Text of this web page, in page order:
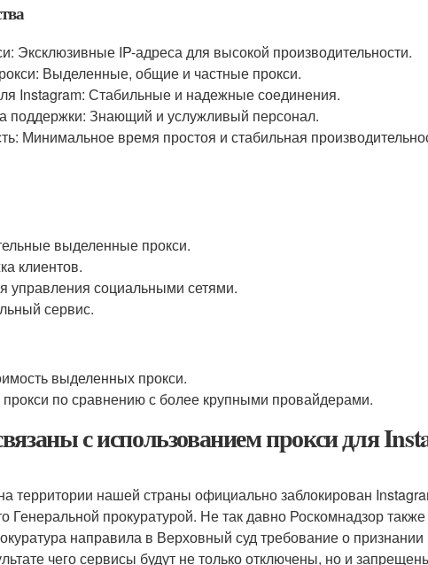
Эксклюзивные IP-адреса для высокой производительности.
Выделенные, общие и частные прокси.
Instagram: Стабильные и надежные соединения.
поддержки: Знающий и услужливый персонал.
Минимальное время простоя и стабильная
выделенные прокси.
клиентов.
управления социальными сетями.
сервис.
выделенных прокси.
по сравнению с более крупными провайдерами.
с использованием прокси для
территории нашей страны официально заблокирован
Генеральной прокуратурой. Не так давно Роскомнадзор
направила в Верховный суд требование о признании
чего сервисы будут не только отключены, но и